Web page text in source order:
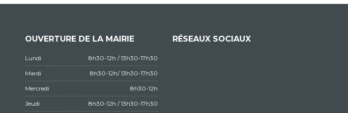
OUVERTURE DE LA MAIRIE
Lundi 8h30-12h / 13h30-17h30
Mardi 8h30-12h/ 13h30-17h30
Mercredi 8h30-12h
Jeudi 8h30-12h / 13h30-17h30
RÉSEAUX SOCIAUX